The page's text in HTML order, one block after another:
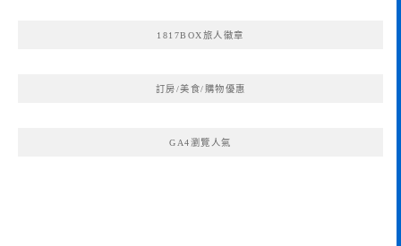
1817BOX旅人徽章
訂房/美食/購物優惠
GA4瀏覽人氣